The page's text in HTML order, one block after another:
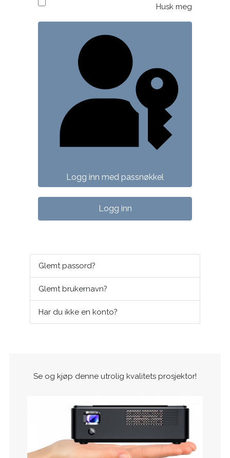
Husk meg
Logg inn med passnøkkel
Logg inn
Glemt passord?
Glemt brukernavn?
Har du ikke en konto?
Se og kjøp denne utrolig kvalitets prosjektor!
Logg inn med passnøkkel
Logg inn